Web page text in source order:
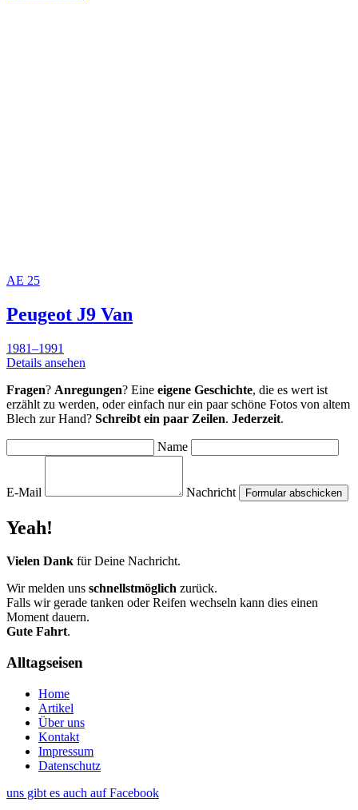
AE 25
Peugeot J9 Van
1981–1991
Details ansehen
Fragen? Anregungen? Eine eigene Geschichte, die es wert ist
erzählt zu werden, oder einfach nur ein paar schöne Fotos von altem
Blech zur Hand? Schreibt ein paar Zeilen. Jederzeit.
Name
E-Mail Nachricht
Yeah!
Vielen Dank für Deine Nachricht.
Wir melden uns schnellstmöglich zurück.
Falls wir gerade tanken oder Reifen wechseln kann dies einen
Moment dauern.
Gute Fahrt.
Alltagseisen
Home
Artikel
Über uns
Kontakt
Impressum
Datenschutz
uns gibt es auch auf Facebook